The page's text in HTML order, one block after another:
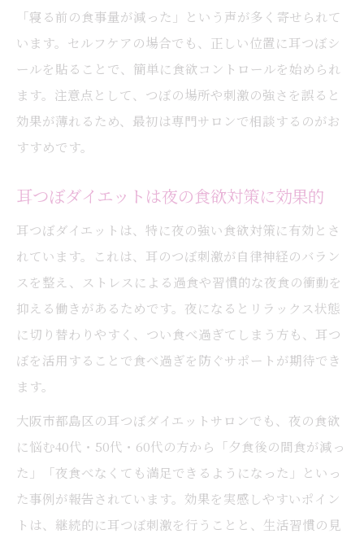
「寝る前の食事量が減った」という声が多く寄せられて
います。セルフケアの場合でも、正しい位置に耳つぼシ
ールを貼ることで、簡単に食欲コントロールを始められ
ます。注意点として、つぼの場所や刺激の強さを誤ると
効果が薄れるため、最初は専門サロンで相談するのがお
すすめです。
耳つぼダイエットは夜の食欲対策に効果的
耳つぼダイエットは、特に夜の強い食欲対策に有効とさ
れています。これは、耳のつぼ刺激が自律神経のバラン
スを整え、ストレスによる過食や習慣的な夜食の衝動を
抑える働きがあるためです。夜になるとリラックス状態
に切り替わりやすく、つい食べ過ぎてしまう方も、耳つ
ぼを活用することで食べ過ぎを防ぐサポートが期待でき
ます。
大阪市都島区の耳つぼダイエットサロンでも、夜の食欲
に悩む40代・50代・60代の方から「夕食後の間食が減っ
た」「夜食べなくても満足できるようになった」といっ
た事例が報告されています。効果を実感しやすいポイン
トは、継続的に耳つぼ刺激を行うことと、生活習慣の見